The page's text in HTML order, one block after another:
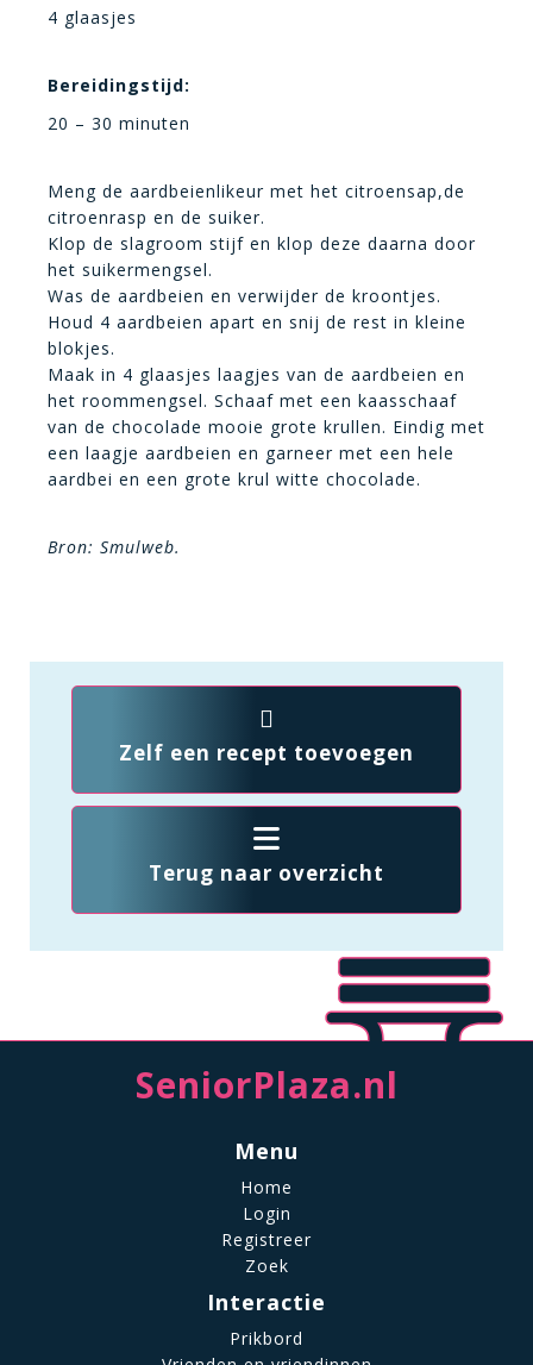
4 glaasjes
Bereidingstijd:
20 – 30 minuten
Meng de aardbeienlikeur met het citroensap,de
citroenrasp en de suiker.
Klop de slagroom stijf en klop deze daarna door
het suikermengsel.
Was de aardbeien en verwijder de kroontjes.
Houd 4 aardbeien apart en snij de rest in kleine
blokjes.
Maak in 4 glaasjes laagjes van de aardbeien en
het roommengsel. Schaaf met een kaasschaaf
van de chocolade mooie grote krullen. Eindig met
een laagje aardbeien en garneer met een hele
aardbei en een grote krul witte chocolade.
Bron: Smulweb.
Zelf een recept toevoegen
Terug naar overzicht
SeniorPlaza.nl
Menu
Home
Login
Registreer
Zoek
Interactie
Prikbord